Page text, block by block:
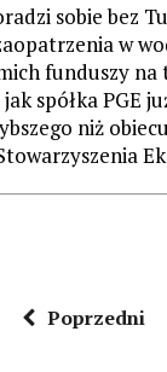
sobie bez
w
funduszy
spółka PGE
niż
Poprzedni